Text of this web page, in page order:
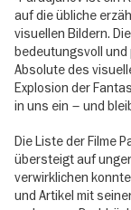
auf die übliche
visuellen Bildern.
bedeutungsvoll und
Absolute des
Explosion der
in uns ein – und
Die Liste der Filme
übersteigt auf
verwirklichen
und Artikel mit